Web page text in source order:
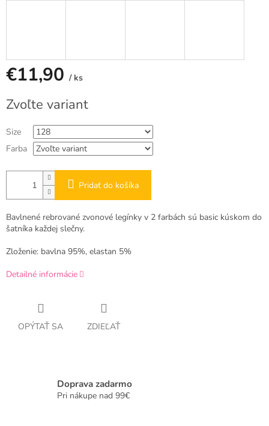
€11,90 / ks
cena:
Zvoľte variant
Size
Farba
Pridať do košíka
Bavlnené rebrované zvonové legínky v 2 farbách sú basic kúskom do
šatníka každej slečny.
Zloženie: bavlna 95%, elastan 5%
Detailné informácie
OPÝTAŤ SA ZDIEĽAŤ
Doprava zadarmo
Pri nákupe nad 99€